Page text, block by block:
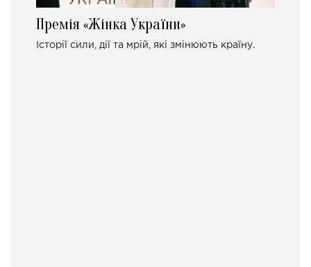
Премія «Жінка України»
Історії сили, дії та мрій, які змінюють країну.